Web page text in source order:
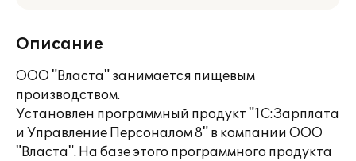
Описание
ООО "Власта" занимается пищевым
производством.
Установлен программный продукт "1С:Зарплата
и Управление Персоналом 8" в компании ООО
"Власта". На базе этого программного продукта